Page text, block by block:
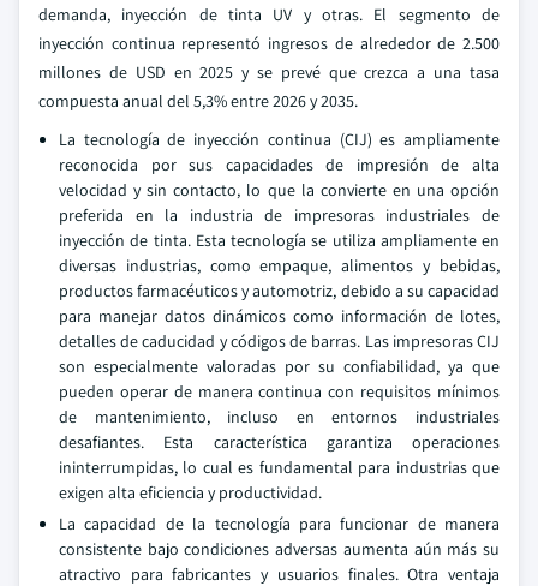
demanda, inyección de tinta UV y otras. El segmento de
inyección continua representó ingresos de alrededor de 2.500
millones de USD en 2025 y se prevé que crezca a una tasa
compuesta anual del 5,3% entre 2026 y 2035.
La tecnología de inyección continua (CIJ) es ampliamente
reconocida por sus capacidades de impresión de alta
velocidad y sin contacto, lo que la convierte en una opción
preferida en la industria de impresoras industriales de
inyección de tinta. Esta tecnología se utiliza ampliamente en
diversas industrias, como empaque, alimentos y bebidas,
productos farmacéuticos y automotriz, debido a su capacidad
para manejar datos dinámicos como información de lotes,
detalles de caducidad y códigos de barras. Las impresoras CIJ
son especialmente valoradas por su confiabilidad, ya que
pueden operar de manera continua con requisitos mínimos
de mantenimiento, incluso en entornos industriales
desafiantes. Esta característica garantiza operaciones
ininterrumpidas, lo cual es fundamental para industrias que
exigen alta eficiencia y productividad.
La capacidad de la tecnología para funcionar de manera
consistente bajo condiciones adversas aumenta aún más su
atractivo para fabricantes y usuarios finales. Otra ventaja